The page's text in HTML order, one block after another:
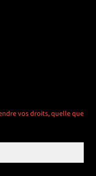
vos droits, quelle que